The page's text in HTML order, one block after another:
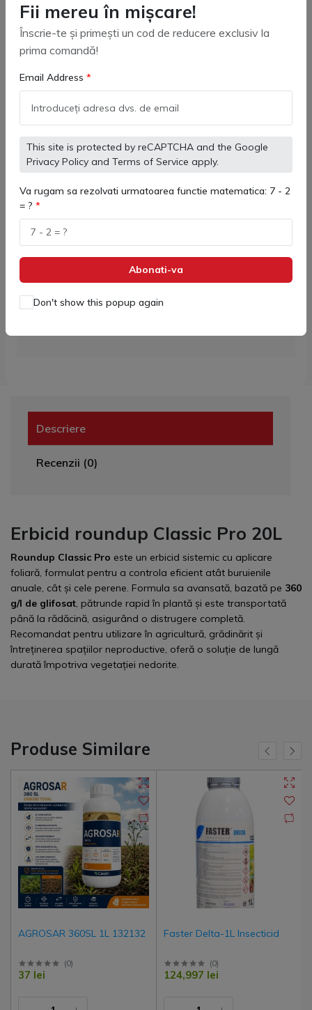
Fii mereu în mișcare!
Înscrie-te și primești un cod de reducere exclusiv la
prima comandă!
Email Address
This site is protected by reCAPTCHA and the Google
Privacy Policy and Terms of Service apply.
Va rugam sa rezolvati urmatoarea functie matematica: 7 - 2
= ?
Abonati-va
Don't show this popup again
Livrare Gratuită
Pentru comenzile de peste 500 de Lei
Retur Garantat
Garantie de returnare a produsului de 14 zile
Asistență 24/7/365
întrebări
Lun - Vin: 9:00 - 17:00
Descriere
Recenzii (0)
Erbicid roundup Classic Pro 20L
Roundup Classic Pro este un erbicid sistemic cu aplicare
foliară, formulat pentru a controla eficient atât buruienile
anuale, cât și cele perene. Formula sa avansată, bazată pe 360
g/l de glifosat, pătrunde rapid în plantă și este transportată
până la rădăcină, asigurând o distrugere completă.
Recomandat pentru utilizare în agricultură, grădinărit și
întreținerea spațiilor neproductive, oferă o soluție de lungă
durată împotriva vegetației nedorite.
Produse Similare
AGROSAR 360SL 1L 132132
(0)
37 lei
Faster Delta-1L Insecticid
(0)
124,997 lei